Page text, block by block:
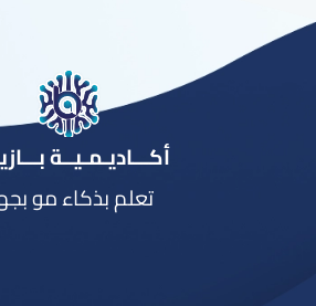
أكـــاديـمـيــة
تعلم بذكاء مو